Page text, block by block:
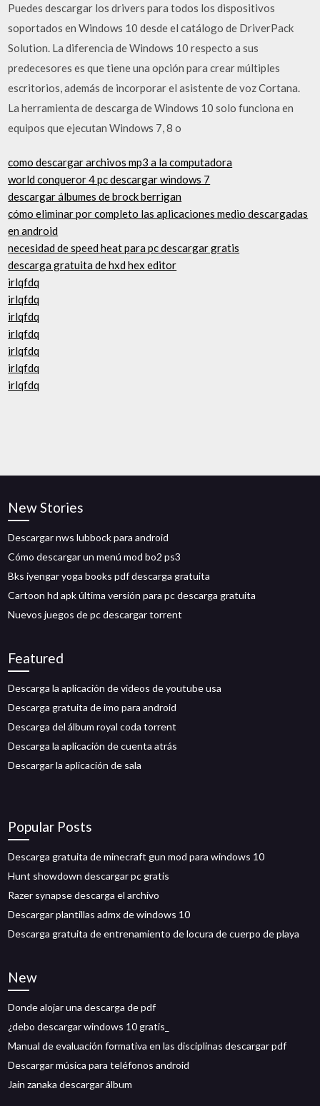
Puedes descargar los drivers para todos los dispositivos
soportados en Windows 10 desde el catálogo de DriverPack
Solution. La diferencia de Windows 10 respecto a sus
predecesores es que tiene una opción para crear múltiples
escritorios, además de incorporar el asistente de voz Cortana.
La herramienta de descarga de Windows 10 solo funciona en
equipos que ejecutan Windows 7, 8 o
como descargar archivos mp3 a la computadora
world conqueror 4 pc descargar windows 7
descargar álbumes de brock berrigan
cómo eliminar por completo las aplicaciones medio descargadas
en android
necesidad de speed heat para pc descargar gratis
descarga gratuita de hxd hex editor
irlqfdq
irlqfdq
irlqfdq
irlqfdq
irlqfdq
irlqfdq
irlqfdq
New Stories
Descargar nws lubbock para android
Cómo descargar un menú mod bo2 ps3
Bks iyengar yoga books pdf descarga gratuita
Cartoon hd apk última versión para pc descarga gratuita
Nuevos juegos de pc descargar torrent
Featured
Descarga la aplicación de videos de youtube usa
Descarga gratuita de imo para android
Descarga del álbum royal coda torrent
Descarga la aplicación de cuenta atrás
Descargar la aplicación de sala
Popular Posts
Descarga gratuita de minecraft gun mod para windows 10
Hunt showdown descargar pc gratis
Razer synapse descarga el archivo
Descargar plantillas admx de windows 10
Descarga gratuita de entrenamiento de locura de cuerpo de playa
New
Donde alojar una descarga de pdf
¿debo descargar windows 10 gratis_
Manual de evaluación formativa en las disciplinas descargar pdf
Descargar música para teléfonos android
Jain zanaka descargar álbum